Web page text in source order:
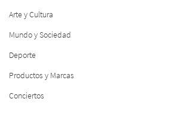
Arte y Cultura
Mundo y Sociedad
Deporte
Productos y Marcas
Conciertos